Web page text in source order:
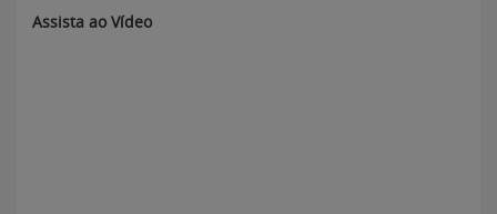
Assista ao Vídeo